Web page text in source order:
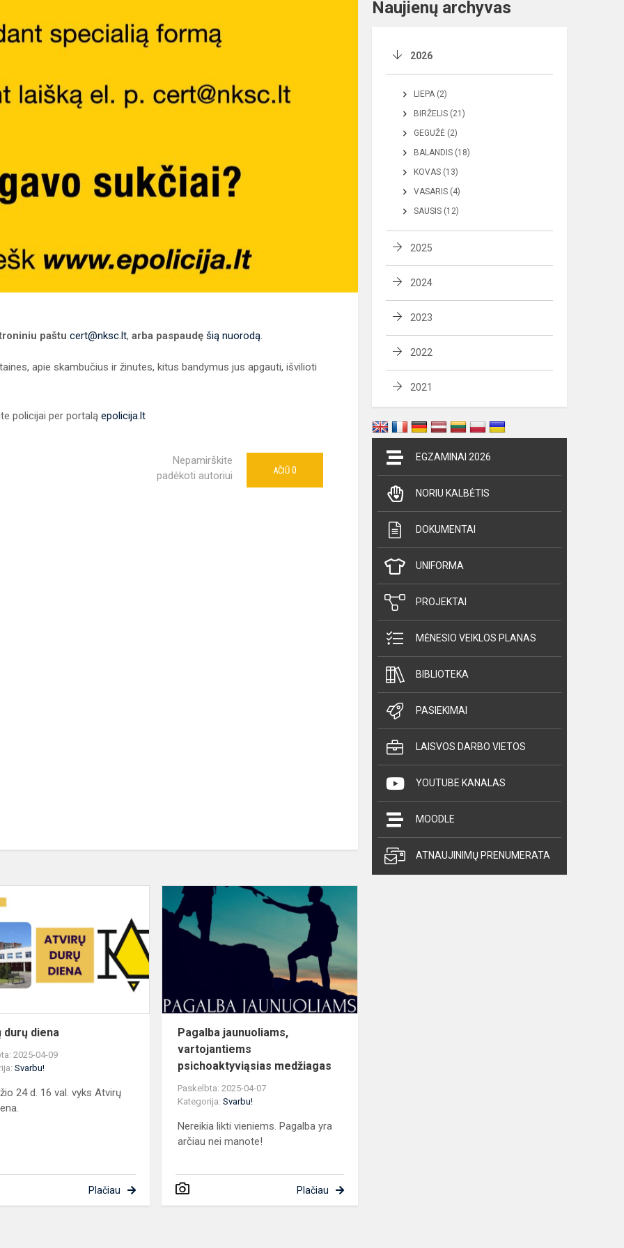
paštu cert@nksc.lt, arba paspaudę šią nuorodą.
apie skambučius ir žinutes, kitus bandymus jus apgauti, išvilioti
policijai per portalą epolicija.lt
Nepamirškite
padėkoti autoriui
AČIŪ 0
durų
durų diena
2025-04-09
Svarbu!
24 d. 16 val. vyks Atvirų
Plačiau
medžia...
Pagalba jaunuoliams,
vartojantiems
psichoaktyviąsias medžiagas
Paskelbta: 2025-04-07
Kategorija:Svarbu!
Nereikia likti vieniems. Pagalba yra
arčiau nei manote!
Plačiau
Naujienų archyvas
2026
LIEPA (2)
BIRŽELIS (21)
GEGUŽĖ (2)
BALANDIS (18)
KOVAS (13)
VASARIS (4)
SAUSIS (12)
2025
2024
2023
2022
2021
EGZAMINAI 2026
NORIU KALBĖTIS
DOKUMENTAI
UNIFORMA
PROJEKTAI
MĖNESIO VEIKLOS PLANAS
BIBLIOTEKA
PASIEKIMAI
LAISVOS DARBO VIETOS
YOUTUBE KANALAS
MOODLE
ATNAUJINIMŲ PRENUMERATA